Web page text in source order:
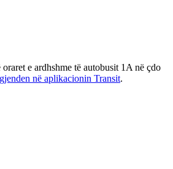
e ardhshme të autobusit 1A në çdo
në aplikacionin Transit.